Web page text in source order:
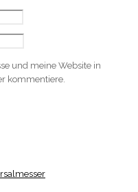
und meine Website in
kommentiere.